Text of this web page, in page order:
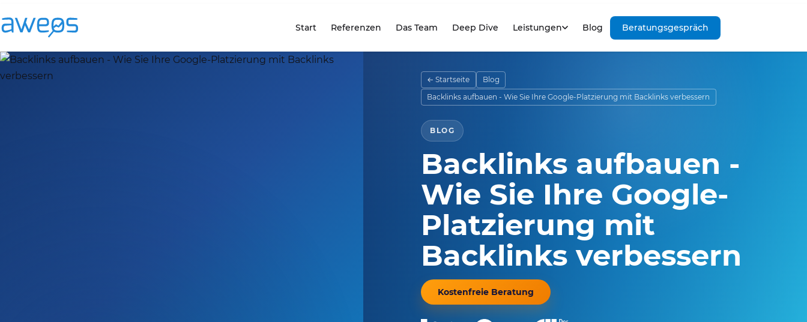
Start
seite
Referenzen Das Team Deep Dive Leistungen Blog Beratungsgespräch
← Startseite
Blog
Backlinks aufbauen - Wie Sie Ihre Google-Platzierung mit Backlinks verbessern
BLOG
Backlinks aufbauen -
Wie Sie Ihre Google-
Platzierung mit
Backlinks verbessern
Kostenfreie Beratung